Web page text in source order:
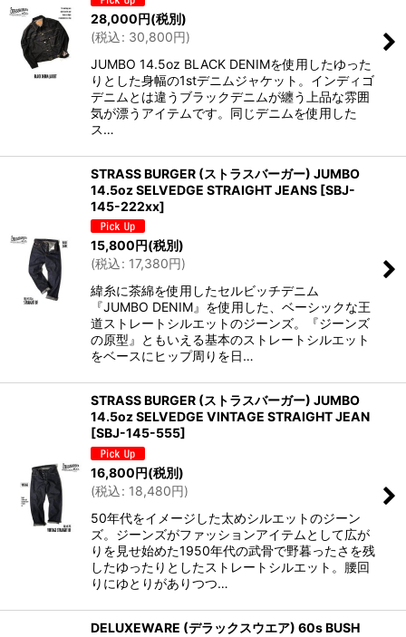
28,000円(税別)
(税込: 30,800円)
JUMBO 14.5oz BLACK DENIMを使用したゆった
りとした身幅の1stデニムジャケット。インディゴ
デニムとは違うブラックデニムが纏う上品な雰囲
気が漂うアイテムです。同じデニムを使用した
ス…
STRASS BURGER (ストラスバーガー) JUMBO
14.5oz SELVEDGE STRAIGHT JEANS [SBJ-
145-222xx]
15,800円(税別)
(税込: 17,380円)
緯糸に茶綿を使用したセルビッチデニム
『JUMBO DENIM』を使用した、ベーシックな王
道ストレートシルエットのジーンズ。『ジーンズ
の原型』ともいえる基本のストレートシルエット
をベースにヒップ周りを日…
STRASS BURGER (ストラスバーガー) JUMBO
14.5oz SELVEDGE VINTAGE STRAIGHT JEAN
[SBJ-145-555]
16,800円(税別)
(税込: 18,480円)
50年代をイメージした太めシルエットのジーン
ズ。ジーンズがファッションアイテムとして広が
りを見せ始めた1950年代の武骨で野暮ったさを残
したゆったりとしたストレートシルエット。腰回
りにゆとりがありつつ…
DELUXEWARE (デラックスウエア) 60s BUSH